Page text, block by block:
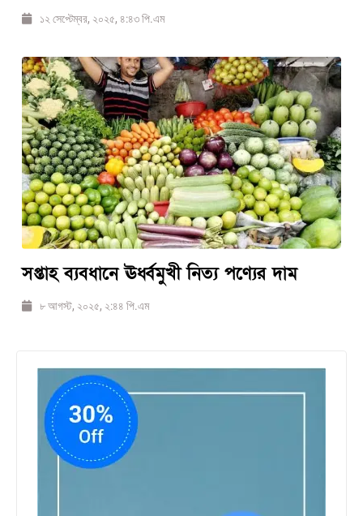
১২ সেপ্টেম্বর, ২০২৫, ৪:৪৩ পি.এম
সপ্তাহ ব্যবধানে ঊর্ধ্বমুখী নিত্য পণ্যের দাম
৮ আগস্ট, ২০২৫, ২:৪৪ পি.এম